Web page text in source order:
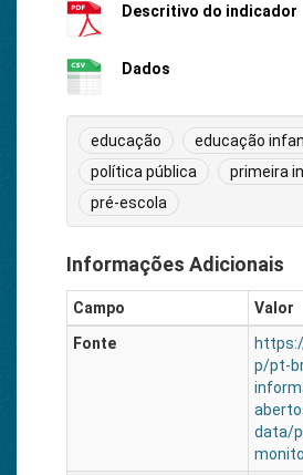
Descritivo do indicador
Dados
educação
educação
política pública
primeira
pré-escola
Informações Adicionais
Campo
Valor
Fonte
p/pt-
data/